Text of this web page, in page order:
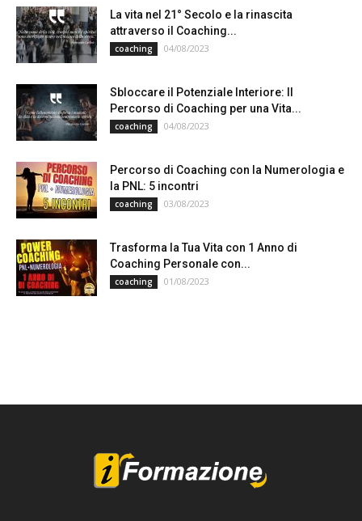
La vita nel 21° Secolo e la rinascita
attraverso il Coaching...
coaching 04/08/2023
Sbloccare il Potenziale Interiore: Il
Percorso di Coaching per una Vita...
coaching 04/08/2023
Percorso di Coaching con la Numerologia e
la PNL: 5 incontri
coaching 03/08/2023
Trasforma la Tua Vita con 1 Anno di
Coaching Personale con...
coaching 01/08/2023